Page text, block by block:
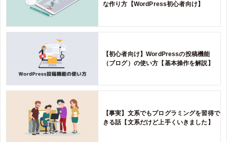
な作り方【WordPress初心者向け】
【初心者向け】WordPressの投稿機能
（ブログ）の使い方【基本操作を解説】
【事実】文系でもプログラミングを習得で
きる話【文系だけど上手くいきました】